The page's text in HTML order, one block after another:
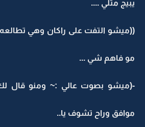
يبيج مثلي ....
((ميشو التفت على راكان وهي تطالعه
مو فاهم شي ...
-(ميشو بصوت عالي :~ ومنو قال
موافق وراح تشوف يا..